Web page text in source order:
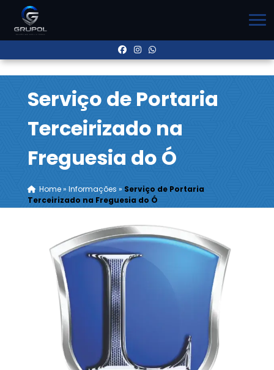
Serviço de Portaria
Terceirizado na
Freguesia do Ó
Home» Informações » Serviço de Portaria
Terceirizado na Freguesia do Ó